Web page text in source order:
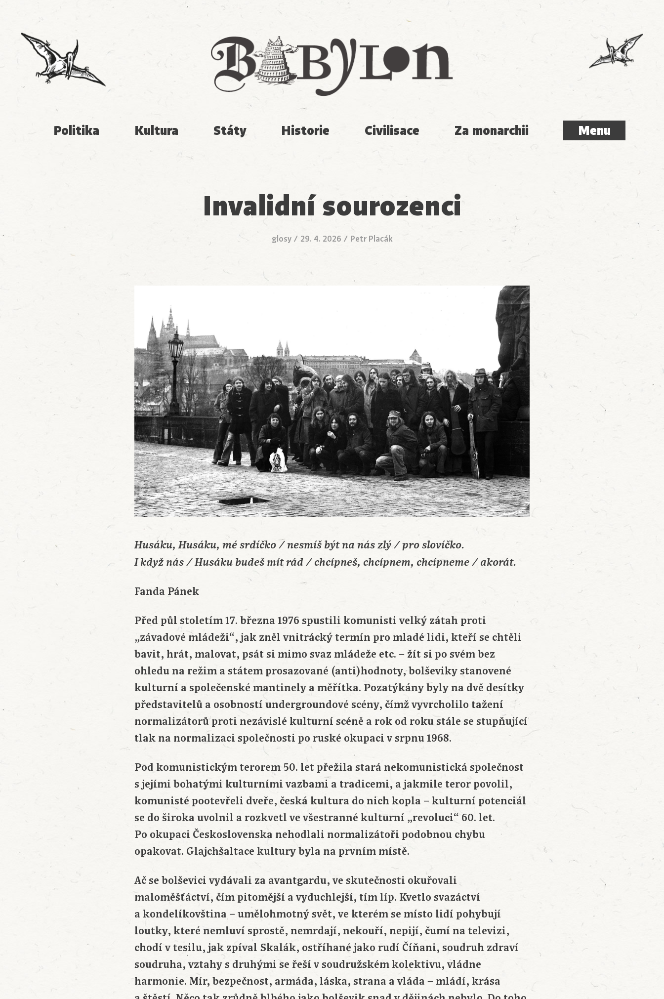
Babylon
Politika Kultura Státy Historie Civilisace Za monarchii Menu
Menu
Invalidní sourozenci
glosy/ 29. 4. 2026 / Petr Placák
Husáku, Husáku, mé srdíčko / nesmíš být na nás zlý / pro slovíčko.
I když nás / Husáku budeš mít rád / chcípneš, chcípnem, chcípneme / akorát.
Fanda Pánek
Před půl stoletím 17. března 1976 spustili komunisti velký zátah proti
„závadové mládeži“, jak zněl vnitrácký termín pro mladé lidi, kteří se chtěli
bavit, hrát, malovat, psát si mimo svaz mládeže etc. − žít si po svém bez
ohledu na režim a státem prosazované (anti)hodnoty, bolševiky stanovené
kulturní a společenské mantinely a měřítka. Pozatýkány byly na dvě desítky
představitelů a osobností undergroundové scény, čímž vyvrcholilo tažení
normalizátorů proti nezávislé kulturní scéně a rok od roku stále se stupňující
tlak na normalizaci společnosti po ruské okupaci v srpnu 1968.
Pod komunistickým terorem 50. let přežila stará nekomunistická společnost
s jejími bohatými kulturními vazbami a tradicemi, a jakmile teror povolil,
komunisté pootevřeli dveře, česká kultura do nich kopla – kulturní potenciál
se do široka uvolnil a rozkvetl ve všestranné kulturní „revoluci“ 60. let.
Po okupaci Československa nehodlali normalizátoři podobnou chybu
opakovat. Glajchšaltace kultury byla na prvním místě.
Ač se bolševici vydávali za avantgardu, ve skutečnosti okuřovali
maloměšťáctví, čím pitomější a vyduchlejší, tím líp. Kvetlo svazáctví
a kondelíkovština – umělohmotný svět, ve kterém se místo lidí pohybují
loutky, které nemluví sprostě, nemrdají, nekouří, nepijí, čumí na televizi,
chodí v tesilu, jak zpíval Skalák, ostříhané jako rudí Číňani, soudruh zdraví
soudruha, vztahy s druhými se řeší v soudružském kolektivu, vládne
harmonie. Mír, bezpečnost, armáda, láska, strana a vláda − mládí, krása